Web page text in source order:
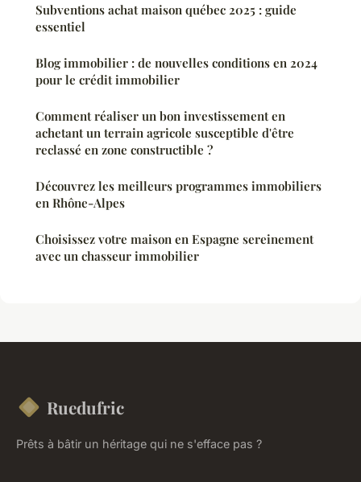
Subventions achat maison québec 2025 : guide
essentiel
Blog immobilier : de nouvelles conditions en 2024
pour le crédit immobilier
Comment réaliser un bon investissement en
achetant un terrain agricole susceptible d'être
reclassé en zone constructible ?
Découvrez les meilleurs programmes immobiliers
en Rhône-Alpes
Choisissez votre maison en Espagne sereinement
avec un chasseur immobilier
Ruedufric
Prêts à bâtir un héritage qui ne s'efface pas ?